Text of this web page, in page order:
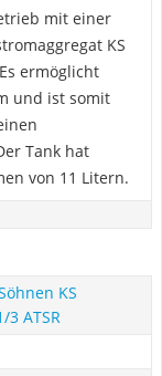
mit einer
KS
ermöglicht
und ist somit
Tank hat
von 11 Litern.
KS
3 ATSR